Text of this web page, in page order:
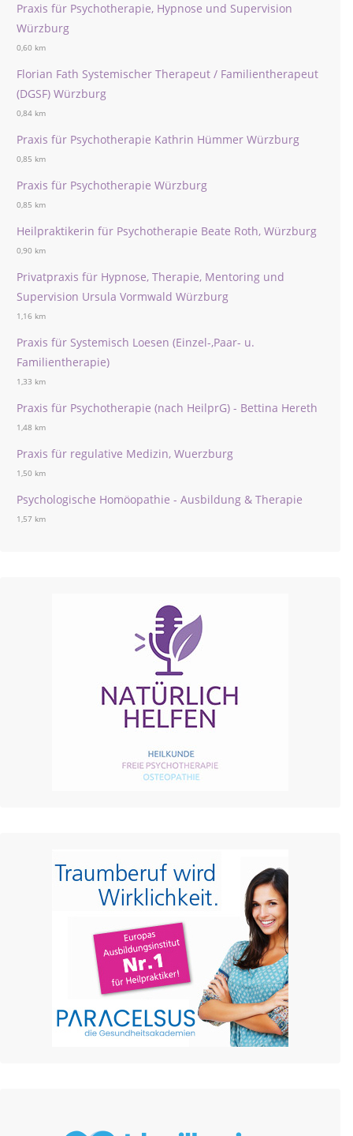
Praxis für Psychotherapie, Hypnose und Supervision
Würzburg
0,60 km
Florian Fath Systemischer Therapeut / Familientherapeut
(DGSF) Würzburg
0,84 km
Praxis für Psychotherapie Kathrin Hümmer Würzburg
0,85 km
Praxis für Psychotherapie Würzburg
0,85 km
Heilpraktikerin für Psychotherapie Beate Roth, Würzburg
0,90 km
Privatpraxis für Hypnose, Therapie, Mentoring und
Supervision Ursula Vormwald Würzburg
1,16 km
Praxis für Systemisch Loesen (Einzel-,Paar- u.
Familientherapie)
1,33 km
Praxis für Psychotherapie (nach HeilprG) - Bettina Hereth
1,48 km
Praxis für regulative Medizin, Wuerzburg
1,50 km
Psychologische Homöopathie - Ausbildung & Therapie
1,57 km